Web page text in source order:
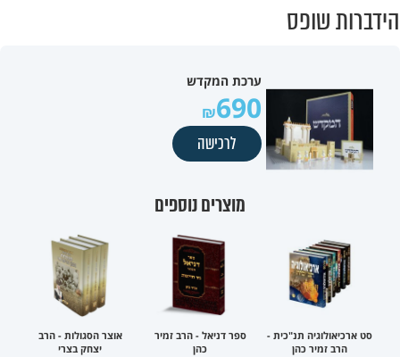
הידברות שופס
ערכת המקדש
690
לרכישה
מוצרים נוספים
סט ארכיאולוגיה תנ"כית -
הרב זמיר כהן
ספר דניאל - הרב זמיר
כהן
אוצר הסגולות - הרב
יצחק בצרי